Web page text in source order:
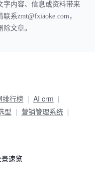
字内容、信息或资料带来
系zmt@fxiaoke.com，
文章。
排行榜
AI crm
型
营销管理系统
速览